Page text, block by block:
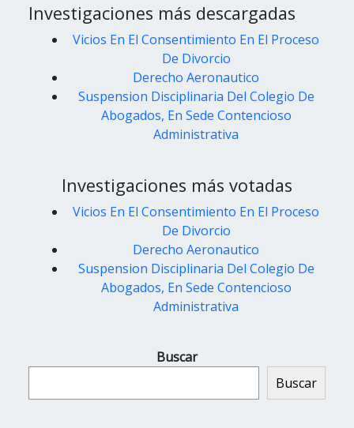
Investigaciones más descargadas
Vicios En El Consentimiento En El Proceso
De Divorcio
Derecho Aeronautico
Suspension Disciplinaria Del Colegio De
Abogados, En Sede Contencioso
Administrativa
Investigaciones más votadas
Vicios En El Consentimiento En El Proceso
De Divorcio
Derecho Aeronautico
Suspension Disciplinaria Del Colegio De
Abogados, En Sede Contencioso
Administrativa
Buscar
Buscar